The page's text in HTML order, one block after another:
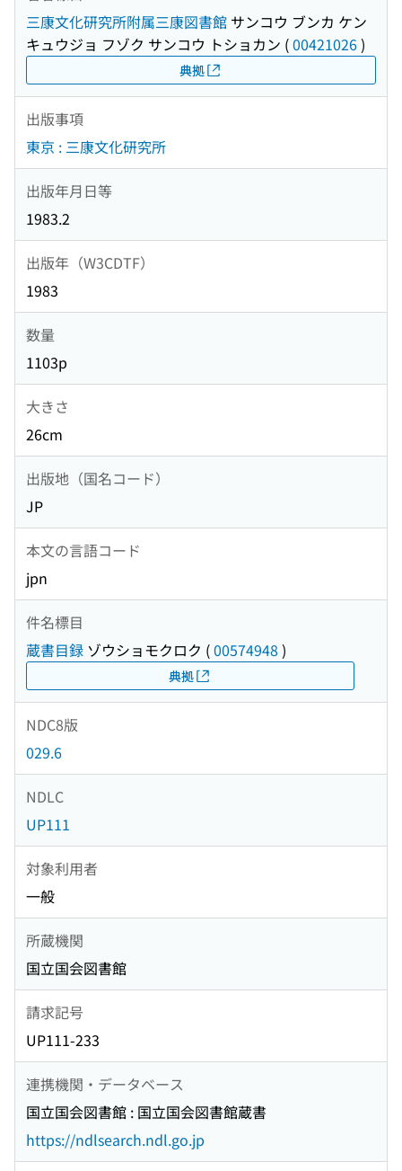
三康文化研究所附属三康図書館 サンコウ ブンカ ケン
キュウジョ フゾク サンコウ トショカン (00421026)
典拠
出版事項
東京 : 三康文化研究所
出版年月日等
1983.2
出版年（W3CDTF）
1983
数量
1103p
大きさ
26cm
出版地（国名コード）
JP
本文の言語コード
jpn
件名標目
蔵書目録 ゾウショモクロク (00574948 )
典拠
NDC8版
029.6
NDLC
UP111
対象利用者
一般
所蔵機関
国立国会図書館
請求記号
UP111-233
連携機関・データベース
国立国会図書館 : 国立国会図書館蔵書
https://ndlsearch.ndl.go.jp